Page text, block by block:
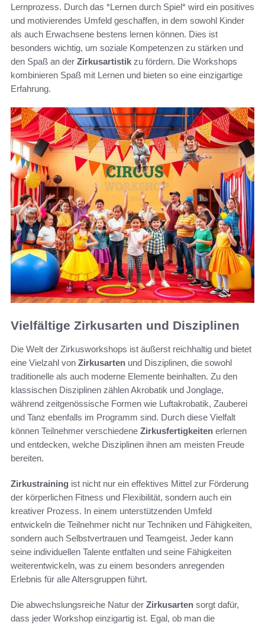
Lernprozess. Durch das *Lernen durch Spiel* wird ein positives
und motivierendes Umfeld geschaffen, in dem sowohl Kinder
als auch Erwachsene bestens lernen können. Dies ist
besonders wichtig, um soziale Kompetenzen zu stärken und
den Spaß an der Zirkusartistik zu fördern. Die Workshops
kombinieren Spaß mit Lernen und bieten so eine einzigartige
Erfahrung.
Vielfältige Zirkusarten und Disziplinen
Die Welt der Zirkusworkshops ist äußerst reichhaltig und bietet
eine Vielzahl von Zirkusarten und Disziplinen, die sowohl
traditionelle als auch moderne Elemente beinhalten. Zu den
klassischen Disziplinen zählen Akrobatik und Jonglage,
während zeitgenössische Formen wie Luftakrobatik, Zauberei
und Tanz ebenfalls im Programm sind. Durch diese Vielfalt
können Teilnehmer verschiedene Zirkusfertigkeiten erlernen
und entdecken, welche Disziplinen ihnen am meisten Freude
bereiten.
Zirkustraining ist nicht nur ein effektives Mittel zur Förderung
der körperlichen Fitness und Flexibilität, sondern auch ein
kreativer Prozess. In einem unterstützenden Umfeld
entwickeln die Teilnehmer nicht nur Techniken und Fähigkeiten,
sondern auch Selbstvertrauen und Teamgeist. Jeder kann
seine individuellen Talente entfalten und seine Fähigkeiten
weiterentwickeln, was zu einem besonders anregenden
Erlebnis für alle Altersgruppen führt.
Die abwechslungsreiche Natur der Zirkusarten sorgt dafür,
dass jeder Workshop einzigartig ist. Egal, ob man die